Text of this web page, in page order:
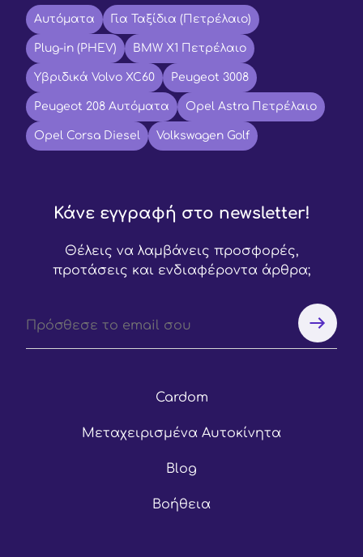
Αυτόματα Για Ταξίδια (Πετρέλαιο)
Plug-in (PHEV) BMW X1 Πετρέλαιο
Υβριδικά Volvo XC60 Peugeot 3008
Peugeot 208 Αυτόματα Opel Astra Πετρέλαιο
Opel Corsa Diesel Volkswagen Golf
Κάνε εγγραφή στο newsletter!
Θέλεις να λαμβάνεις προσφορές,
προτάσεις και ενδιαφέροντα άρθρα;
Cardom
Μεταχειρισμένα Αυτοκίνητα
Blog
Βοήθεια